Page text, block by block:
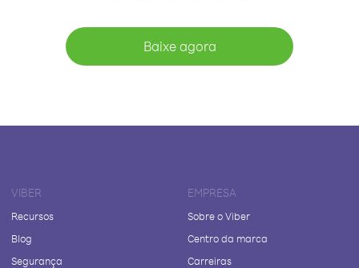
Baixe agora
VIBER
Recursos
Blog
Segurança
EMPRESA
Sobre o Viber
Centro da marca
Carreiras